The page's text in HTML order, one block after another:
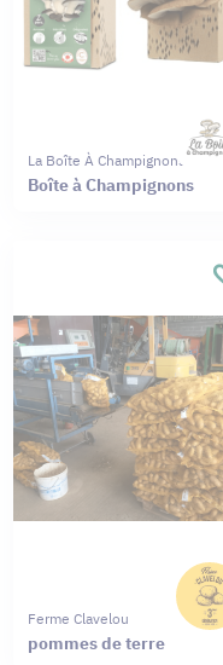
La Boîte À Champignons
Boîte à Champignons
Ferme Clavelou
pommes de terre